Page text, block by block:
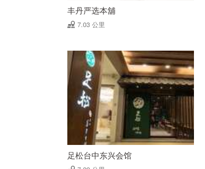
丰丹严选本舖
7.03 公里
足松台中东兴会馆